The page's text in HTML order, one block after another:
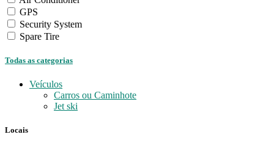
GPS
Security System
Spare Tire
Todas as categorias
Veículos
Carros ou Caminhote
Jet ski
Locais